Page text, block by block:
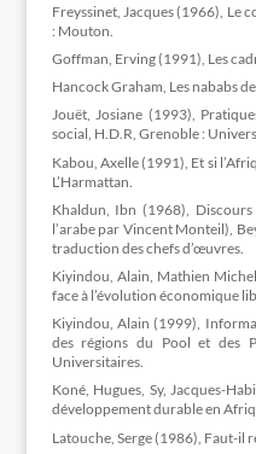
Freyssinet, Jacques (1966), Le
: Mouton.
Goffman, Erving (1991), Les
Hancock Graham, Les nababs
Jouët, Josiane (1993),
social, H.D.R, Grenoble :
Kabou, Axelle (1991), Et si
L’Harmattan.
Khaldun, Ibn (1968),
l’arabe par Vincent Monteil),
traduction des chefs d’œuvres.
Kiyindou, Alain, Mathien
face à l’évolution économique
Kiyindou, Alain (1999),
des régions du Pool et des
Universitaires.
Koné, Hugues, Sy, Jacques-
développement durable en
Latouche, Serge (1986), Faut-il